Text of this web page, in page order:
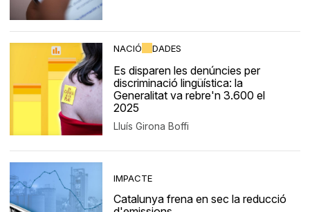
NACIÓ DADES
Es disparen les denúncies per
discriminació lingüística: la
Generalitat va rebre'n 3.600 el
2025
Lluís Girona Boffi
IMPACTE
Catalunya frena en sec la reducció